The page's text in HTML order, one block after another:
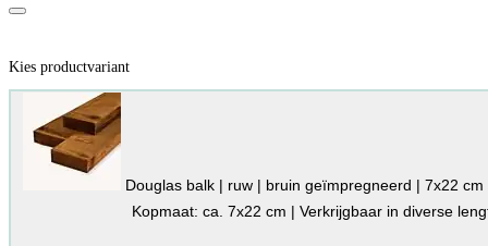
Kies productvariant
Douglas balk | ruw | bruin geïmpregneerd | 7x22 cm
Kopmaat: ca. 7x22 cm | Verkrijgbaar in diverse